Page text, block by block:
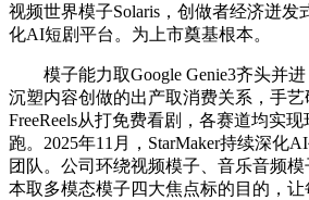
视频世界模子Solaris，创做者经济迸发
化AI短剧平台。为上市奠基根本。
模子能力取Google Genie3齐头并进
沉塑内容创做的出产取消费关系，手艺
FreeReels从打免费看剧，各赛道均实
跑。2025年11月，StarMaker持续深化
团队。公司环绕视频模子、音乐音频
本取多模态模子四大焦点标的目的，